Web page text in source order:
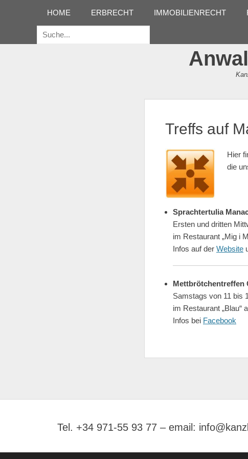
Erstes Menü
Inhalt:
HOME ERBRECHT IMMOBILIENRECHT
Suche
Treffs auf
Hier
die
Sprachtertulia
Ersten und dritten
im Restaurant „Mig i
Infos auf der Website
Mettbrötchentreffen
Samstags von 11 bis
im Restaurant „Blau“
Infos bei Facebook
Tel. +34 971-55 93 77 – email: